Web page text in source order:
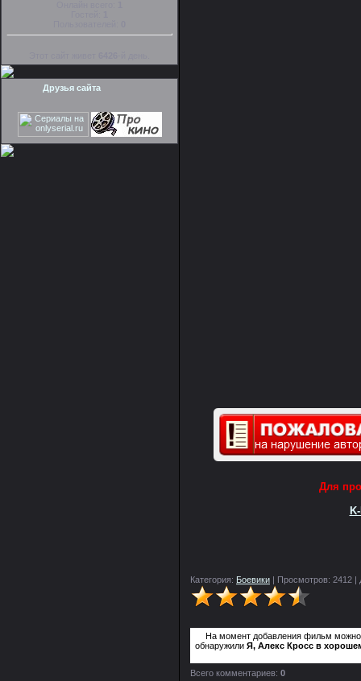
Друзья сайта
Для
Категория: Боевики | Просмотров: 2412 |
На момент добавления фильм
обнаружили Я, Алекс Кросс в
Всего комментариев: 0